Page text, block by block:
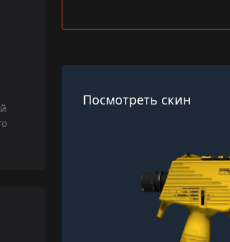
Посмотреть скин